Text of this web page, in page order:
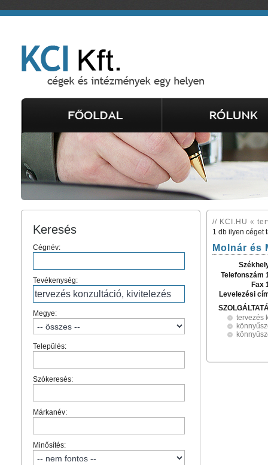
Keresés
Cégnév:
Tevékenység:
Megye:
Település:
Szókeresés:
Márkanév:
Minősítés:
// KCI.HU «
1 db ilyen céget
Molnár és
Telefonszám
Fax
Levelezési
tervezés